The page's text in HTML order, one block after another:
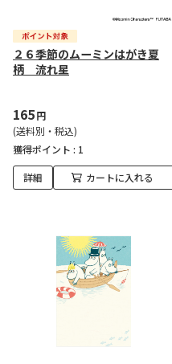
２６季節のムーミンはがき夏
柄 流れ星
165円
(送料別・税込)
獲得ポイント : 1
詳細 カートに入れる